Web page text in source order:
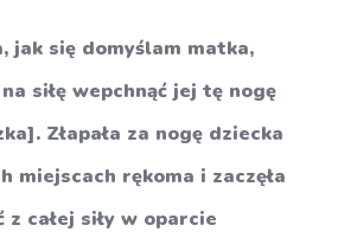
jak się domyślam matka,
siłę wepchnąć jej tę nogę
Złapała za nogę dziecka
miejscach rękoma i zaczęła
z całej siły w oparcie